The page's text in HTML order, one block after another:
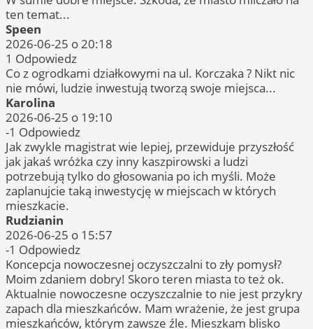
ten temat...
Speen
2026-06-25 o 20:18
1 Odpowiedz
Co z ogrodkami działkowymi na ul. Korczaka ? Nikt nic
nie mówi, ludzie inwestują tworzą swoje miejsca...
Karolina
2026-06-25 o 19:10
-1 Odpowiedz
Jak zwykle magistrat wie lepiej, przewiduje przyszłość
jak jakaś wróżka czy inny kaszpirowski a ludzi
potrzebują tylko do głosowania po ich myśli. Może
zaplanujcie taką inwestycję w miejscach w których
mieszkacie.
Rudzianin
2026-06-25 o 15:57
-1 Odpowiedz
Koncepcja nowoczesnej oczyszczalni to zły pomysł?
Moim zdaniem dobry! Skoro teren miasta to też ok.
Aktualnie nowoczesne oczyszczalnie to nie jest przykry
zapach dla mieszkańców. Mam wrażenie, że jest grupa
mieszkańców, którym zawsze źle. Mieszkam blisko